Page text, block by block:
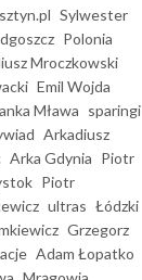
Sylwester
Polonia
Mroczkowski
Emil Wojda
Mława sparingi
Arkadiusz
Arka Gdynia Piotr
Piotr
ultras Łódzki
Grzegorz
Adam Łopatko